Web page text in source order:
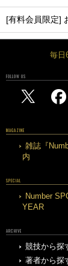
[有料会員限定]
毎日
FOLLOW US
MAGAZINE
雑誌『
内
SPECIAL
Number
YEAR
ARCHIVE
競技から探
著者から探